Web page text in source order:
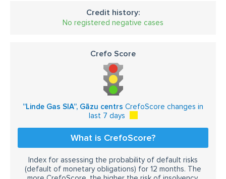
Credit history:
No registered negative cases
Crefo Score
”Linde Gas SIA”, Gāzu centrs CrefoScore changes in
last 7 days
What is CrefoScore?
Index for assessing the probability of default risks
(default of monetary obligations) for 12 months. The